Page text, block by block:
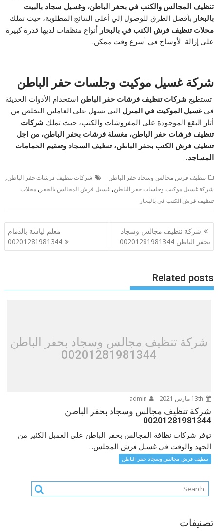
تنظيف المجالس والكنب في بحفر الباطن، وغسيل سجاد بالبيت
بالبخار بأفضل الطرق للوصول إلي أعلى النتائج المطلوبة، حيث تملك
محلات تنظيف فرش الكنب في بالبحارأنواع منظفات لديها قدرة كبيرة
على إزالة الأوساخ في أسرع وقت ممكن.
شركة غسيل موكيت وجلسات حفر الباطن
تستطيع شركات تنظيف فرشات حفر الباطن استخدام الأدوات الحديثة
فيغسيل الموكيت في المنزل التي تسهل على العاملين التخلص من
أثار البقع الموجودة على المفروشات والكنب، حيث تملك شركات
تنظيف فرشات حفر الباطن، مغسلة فرشات بحفر الباطن، من اجل
تنظيف فرش الكنب بحفر الباطن، تنظيف السجاد وتعقيم الحمامات
المساجد.
تنظيف فرش مجالس وسجاد حفر الباطن شركات تنظيف فرشات حفر الباطن,
شركة غسيل موكيت وجلسات حفر الباطن,غسيل فرش المجالس بالحفر ,محلات
تنظيف فرش الكنب في بالبحار
تصفّح
المقالات
شركة تنظيف مجالس وسجاد
بحفر الباطن 00201281981344
معلم لياسة بالدمام
00201281981344
Related posts
شركة تنظيف مجالس وسجاد بحفر الباطن
00201281981344
شركة تنظيف مجالس وسجاد بحفر الباطن
00201281981344
توفر شركات نظافة المجالس بحفر الباطن على العميل الكثير من
الجهد والوقت في غسيل فرش المجلس...
تنظيف فرش مجالس وسجاد حفر الباطن
تصنيفات